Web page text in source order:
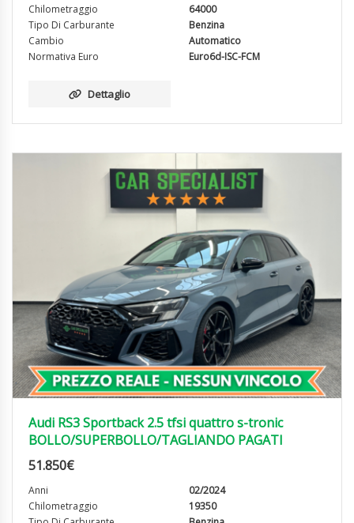
Chilometraggio
64000
Tipo Di Carburante
Benzina
Cambio
Automatico
Normativa Euro
Euro6d-ISC-FCM
Dettaglio
Audi RS3 Sportback 2.5 tfsi quattro s-tronic
BOLLO/SUPERBOLLO/TAGLIANDO PAGATI
51.850€
Anni
02/2024
Chilometraggio
19350